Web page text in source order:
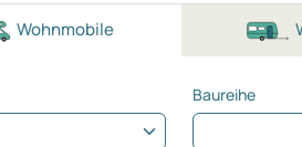
Wohnmobile
Baureihe